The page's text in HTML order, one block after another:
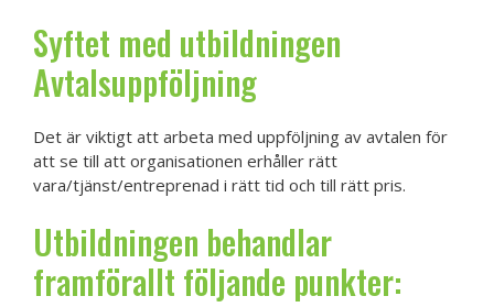
Syftet med utbildningen
Avtalsuppföljning
Det är viktigt att arbeta med uppföljning av avtalen för
att se till att organisationen erhåller rätt
vara/tjänst/entreprenad i rätt tid och till rätt pris.
Utbildningen behandlar
framförallt följande punkter: